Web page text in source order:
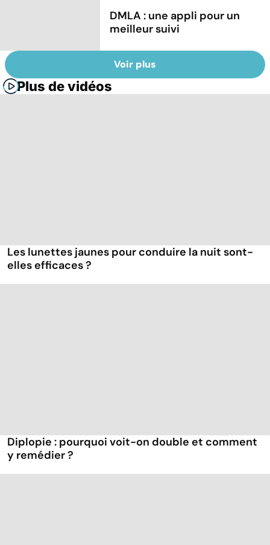
DMLA : une appli pour un
meilleur suivi
Voir plus
Plus de vidéos
Les lunettes jaunes pour conduire la nuit sont-
elles efficaces ?
Diplopie : pourquoi voit-on double et comment
y remédier ?